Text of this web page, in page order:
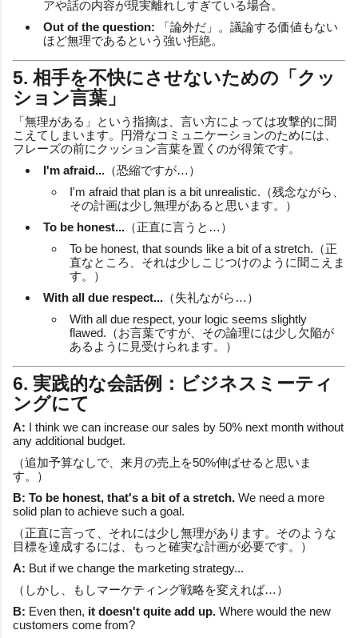
アや話の内容が現実離れしすぎている場合。
Out of the question: 「論外だ」。議論する価値もない
ほど無理であるという強い拒絶。
5. 相手を不快にさせないための「クッ
ション言葉」
「無理がある」という指摘は、言い方によっては攻撃的に聞
こえてしまいます。円滑なコミュニケーションのためには、
フレーズの前にクッション言葉を置くのが得策です。
I'm afraid... （恐縮ですが…）
I'm afraid that plan is a bit unrealistic.（残念ながら、
その計画は少し無理があると思います。）
To be honest... （正直に言うと…）
To be honest, that sounds like a bit of a stretch.（正
直なところ、それは少しこじつけのように聞こえま
す。）
With all due respect... （失礼ながら…）
With all due respect, your logic seems slightly
flawed.（お言葉ですが、その論理には少し欠陥が
あるように見受けられます。）
6. 実践的な会話例：ビジネスミーティ
ングにて
A: I think we can increase our sales by 50% next month without
any additional budget.
（追加予算なしで、来月の売上を50%伸ばせると思いま
す。）
B: To be honest, that's a bit of a stretch. We need a more
solid plan to achieve such a goal.
（正直に言って、それには少し無理があります。そのような
目標を達成するには、もっと確実な計画が必要です。）
A: But if we change the marketing strategy...
（しかし、もしマーケティング戦略を変えれば…）
B: Even then, it doesn't quite add up. Where would the new
customers come from?